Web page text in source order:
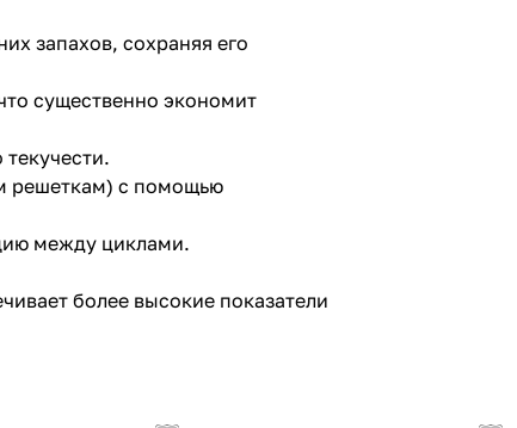
запахов, сохраняя его
существенно экономит
решеткам) с помощью
между циклами.
более высокие показатели